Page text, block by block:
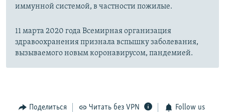
иммунной системой, в частности пожилые.
11 марта 2020 года Всемирная организация
здравоохранения признала вспышку заболевания,
вызываемого новым коронавирусом, пандемией.
Поделиться Читать без VPN Follow us